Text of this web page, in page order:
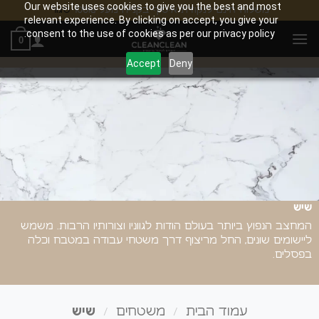
Our website uses cookies to give you the best and most
relevant experience. By clicking on accept, you give your
consent to the use of cookies as per our privacy policy.
Deny
Accept
משלוח חינם לנקודת איסוף בקנייה מעל 100₪ סגור
0
שיש
המחצב הנפוץ ביותר בעולם הודות לגווניו וצורותיו הרבות. משמש
ליישומים שונים, החל מריצוף דרך משטחי עבודה במטבח וכלה
בפסלים.
עמוד הבית / משטחים / שיש